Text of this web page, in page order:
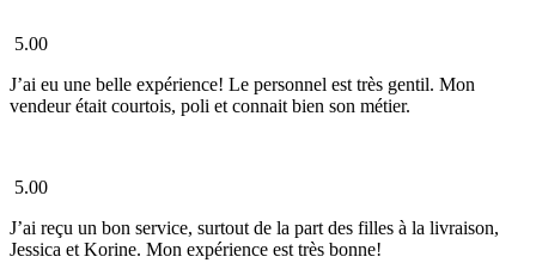
5.00
J’ai eu une belle expérience! Le personnel est très gentil. Mon
vendeur était courtois, poli et connait bien son métier.
5.00
J’ai reçu un bon service, surtout de la part des filles à la livraison,
Jessica et Korine. Mon expérience est très bonne!